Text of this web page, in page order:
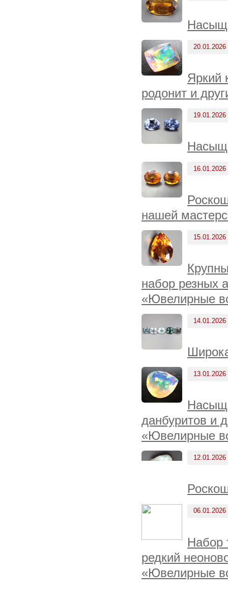
20.01.2026
Яркий
родонит и
19.01.2026
16.01.2026
нашей
15.01.2026
набор резных
«Ювелирные
14.01.2026
13.01.2026
данбуритов и
«Ювелирные
12.01.2026
06.01.2026
Набор
редкий
«Ювелирные